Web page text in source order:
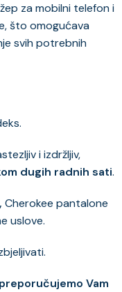
za mobilni telefon i
što omogućava
svih potrebnih
i izdržljiv,
dugih radnih sati.
Cherokee pantalone
uslove.
Vam